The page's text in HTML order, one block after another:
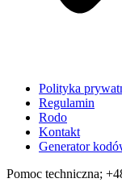
Polityka
Regulamin
Rodo
Kontakt
Generator
Pomoc techniczna;